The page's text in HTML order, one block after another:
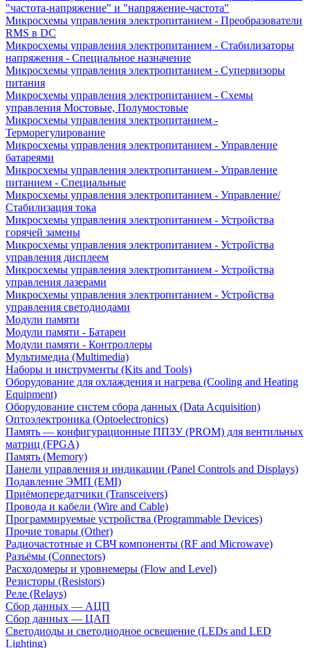
"частота-напряжение" и "напряжение-частота"
Микросхемы управления электропитанием - Преобразователи
RMS в DC
Микросхемы управления электропитанием - Стабилизаторы
напряжения - Специальное назначение
Микросхемы управления электропитанием - Супервизоры
питания
Микросхемы управления электропитанием - Схемы
управления Мостовые, Полумостовые
Микросхемы управления электропитанием -
Терморегулирование
Микросхемы управления электропитанием - Управление
батареями
Микросхемы управления электропитанием - Управление
питанием - Специальные
Микросхемы управления электропитанием - Управление/
Стабилизация тока
Микросхемы управления электропитанием - Устройства
горячей замены
Микросхемы управления электропитанием - Устройства
управления дисплеем
Микросхемы управления электропитанием - Устройства
управления лазерами
Микросхемы управления электропитанием - Устройства
управления светодиодами
Модули памяти
Модули памяти - Батареи
Модули памяти - Контроллеры
Мультимедиа (Multimedia)
Наборы и инструменты (Kits and Tools)
Оборудование для охлаждения и нагрева (Cooling and Heating
Equipment)
Оборудование систем сбора данных (Data Acquisition)
Оптоэлектроника (Optoelectronics)
Память — конфигурационные ППЗУ (PROM) для вентильных
матриц (FPGA)
Память (Memory)
Панели управления и индикации (Panel Controls and Displays)
Подавление ЭМП (EMI)
Приёмопередатчики (Transceivers)
Провода и кабели (Wire and Cable)
Программируемые устройства (Programmable Devices)
Прочие товары (Other)
Радиочастотные и СВЧ компоненты (RF and Microwave)
Разъёмы (Connectors)
Расходомеры и уровнемеры (Flow and Level)
Резисторы (Resistors)
Реле (Relays)
Сбор данных — АЦП
Сбор данных — ЦАП
Светодиоды и светодиодное освещение (LEDs and LED
Lighting)